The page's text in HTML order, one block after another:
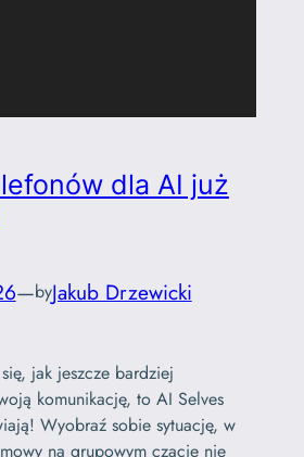
dla AI już
—byJakub Drzewicki
się, jak jeszcze bardziej
komunikację, to AI Selves
Wyobraź sobie sytuację, w
na grupowym czacie nie